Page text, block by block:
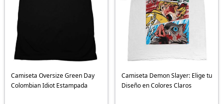
Camiseta Oversize Green Day
Colombian Idiot Estampada
Camiseta Demon Slayer: Elige tu
Diseño en Colores Claros